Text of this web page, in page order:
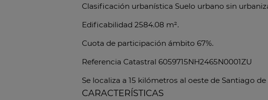
Clasificación urbanística Suelo urbano sin
Edificabilidad 2584.08 m².
Cuota de participación ámbito 67%.
Referencia Catastral 6059715NH2465N0001ZU
Se localiza a 15 kilómetros al oeste de Santiago
CARACTERÍSTICAS